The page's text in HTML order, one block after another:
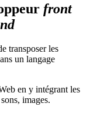
front
transposer les
un langage
en y intégrant les
images.